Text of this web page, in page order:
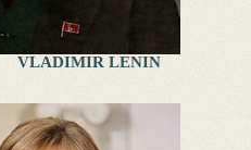
VLADIMIR LENIN